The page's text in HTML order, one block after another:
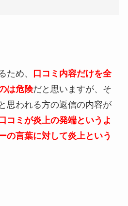
ため、
口コミ内容だけを全
は危険だと思いますが、そ
思われる方の返信の内容が
口コミが炎上の発端というよ
の言葉に対して炎上という